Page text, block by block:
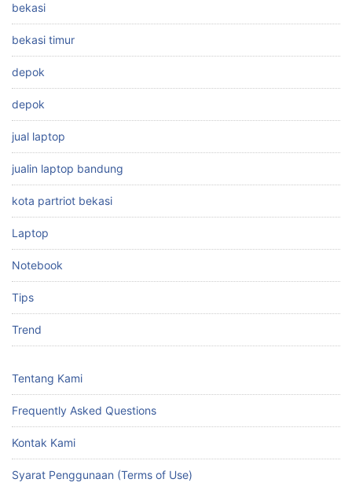
bekasi
bekasi timur
depok
depok
jual laptop
jualin laptop bandung
kota partriot bekasi
Laptop
Notebook
Tips
Trend
Tentang Kami
Frequently Asked Questions
Kontak Kami
Syarat Penggunaan (Terms of Use)